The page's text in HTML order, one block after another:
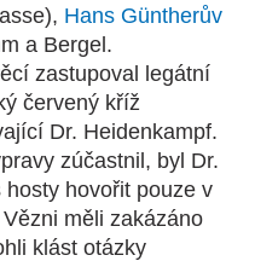
Hans Güntherův
a Bergel.
zastupoval legátní
červený kříž
Dr. Heidenkampf.
zúčastnil, byl Dr.
hovořit pouze v
měli zakázáno
klást otázky